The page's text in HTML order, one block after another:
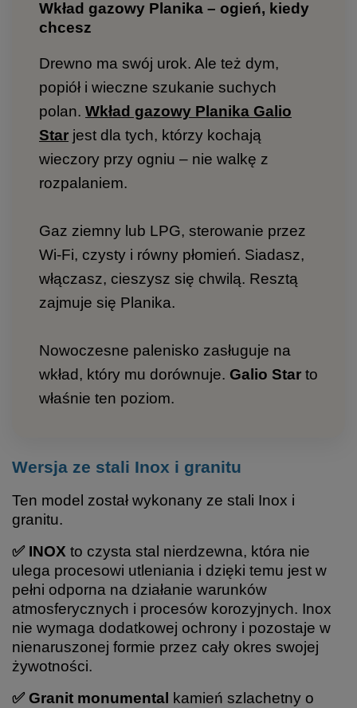
Wkład gazowy Planika – ogień, kiedy
chcesz
Drewno ma swój urok. Ale też dym,
popiół i wieczne szukanie suchych
polan. Wkład gazowy Planika Galio
Star jest dla tych, którzy kochają
wieczory przy ogniu – nie walkę z
rozpalaniem.
Gaz ziemny lub LPG, sterowanie przez
Wi-Fi, czysty i równy płomień. Siadasz,
włączasz, cieszysz się chwilą. Resztą
zajmuje się Planika.
Nowoczesne palenisko zasługuje na
wkład, który mu dorównuje. Galio Star to
właśnie ten poziom.
Wersja ze stali Inox i granitu
Ten model został wykonany ze stali Inox i
granitu.
✅ INOX to czysta stal nierdzewna, która nie
ulega procesowi utleniania i dzięki temu jest w
pełni odporna na działanie warunków
atmosferycznych i procesów korozyjnych. Inox
nie wymaga dodatkowej ochrony i pozostaje w
nienaruszonej formie przez cały okres swojej
żywotności.
✅ Granit monumental
kamień szlachetny o